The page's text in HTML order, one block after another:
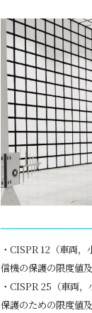
・CISPR 12（車両
信機の保護の限度値
・CISPR 25（車両
保護のための限度値